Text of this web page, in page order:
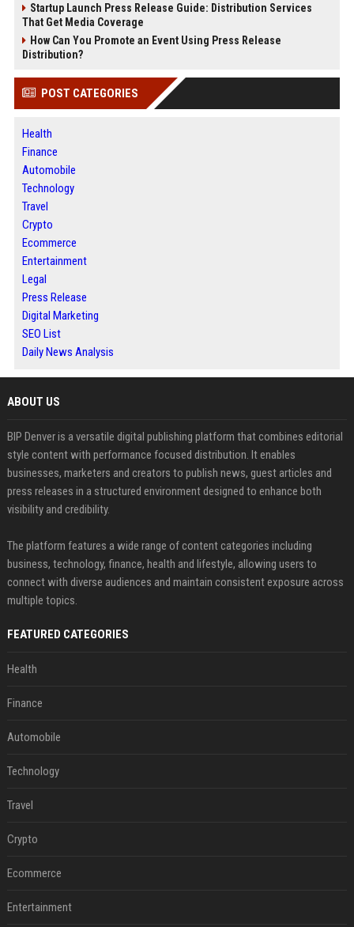
Startup Launch Press Release Guide: Distribution Services
That Get Media Coverage
How Can You Promote an Event Using Press Release
Distribution?
POST CATEGORIES
Health
Finance
Automobile
Technology
Travel
Crypto
Ecommerce
Entertainment
Legal
Press Release
Digital Marketing
SEO List
Daily News Analysis
ABOUT US
BIP Denver is a versatile digital publishing platform that combines editorial
style content with performance focused distribution. It enables
businesses, marketers and creators to publish news, guest articles and
press releases in a structured environment designed to enhance both
visibility and credibility.
The platform features a wide range of content categories including
business, technology, finance, health and lifestyle, allowing users to
connect with diverse audiences and maintain consistent exposure across
multiple topics.
FEATURED CATEGORIES
Health
Finance
Automobile
Technology
Travel
Crypto
Ecommerce
Entertainment